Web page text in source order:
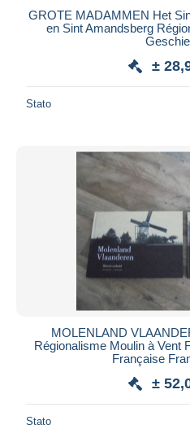
GROTE MADAMMEN Het
en Sint Amandsberg
±
Stato
MOLENLAND
Régionalisme Moulin à Vent
Française
±
Stato